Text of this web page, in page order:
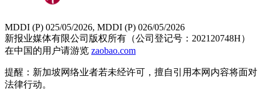
MDDI (P) 025/05/2026, MDDI (P) 026/05/2026
新报业媒体有限公司版权所有（公司登记号：202120748H）
在中国的用户请游览 zaobao.com
提醒：新加坡网络业者若未经许可，擅自引用本网内容将面对
法律行动。